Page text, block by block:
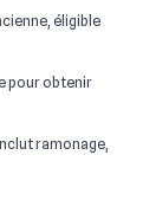
éligible
pour obtenir
ramonage,